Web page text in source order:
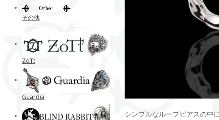
シンプルなループピアスの中
その他
ZoTt
Guardia